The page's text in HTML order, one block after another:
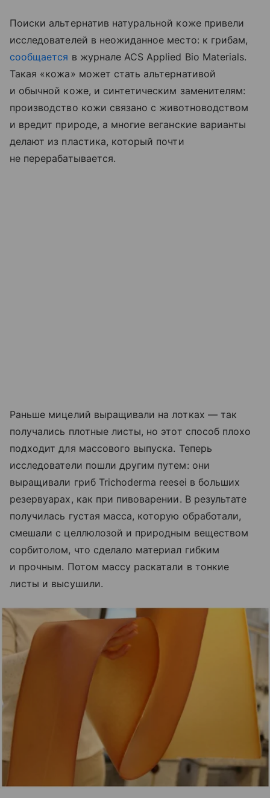
Поиски альтернатив натуральной коже привели
исследователей в неожиданное место: к грибам,
сообщается в журнале ACS Applied Bio Materials.
Такая «кожа» может стать альтернативой
и обычной коже, и синтетическим заменителям:
производство кожи связано с животноводством
и вредит природе, а многие веганские варианты
делают из пластика, который почти
не перерабатывается.
Раньше мицелий выращивали на лотках — так
получались плотные листы, но этот способ плохо
подходит для массового выпуска. Теперь
исследователи пошли другим путем: они
выращивали гриб Trichoderma reesei в больших
резервуарах, как при пивоварении. В результате
получилась густая масса, которую обработали,
смешали с целлюлозой и природным веществом
сорбитолом, что сделало материал гибким
и прочным. Потом массу раскатали в тонкие
листы и высушили.